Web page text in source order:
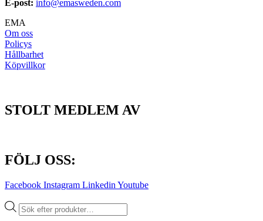
E-post: info@emasweden.com
EMA
Om oss
Policys
Hållbarhet
Köpvillkor
STOLT MEDLEM AV
FÖLJ OSS:
Facebook Instagram Linkedin Youtube
Produktsökning